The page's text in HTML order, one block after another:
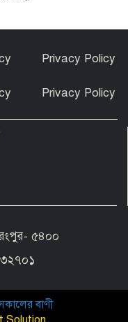
তারকা
আইনি লড়াইয় শেষে
ফিরে পেলেন মালিকরা
বিশেষ সুবিধার
বিভাগ
কার্ড শুমারির নিয়োগে
Privacy Policy
Privacy Policy
রংপুর- ৫৪০০
বাণী